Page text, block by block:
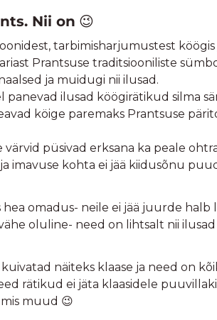
Nii on 😉
tarbimisharjumustest
Prantsuse traditsiooniliste
ja muidugi nii ilusad.
ilusad köögirätikud silma
köige paremaks Prantsuse
püsivad erksana ka peale
imavuse kohta ei jää kiidusõnu
omadus- neile ei jää juurde
oluline- need on lihtsalt nii ilusad
näiteks klaase ja need on
rätikud ei jäta klaasidele
muud 😉